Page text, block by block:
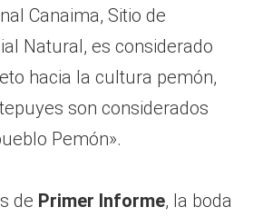
Canaima, Sitio de
Natural, es considerado
hacia la cultura pemón,
son considerados
Pemón».
de Primer Informe, la boda